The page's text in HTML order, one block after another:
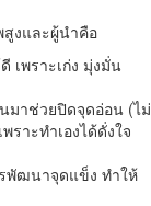
สูงและผู้นำคือ
เพราะเก่ง มุ่งมั่น
มาช่วยปิดจุดอ่อน (ไม่
ราะทำเองได้ดั่งใจ
พัฒนาจุดแข็ง ทำให้